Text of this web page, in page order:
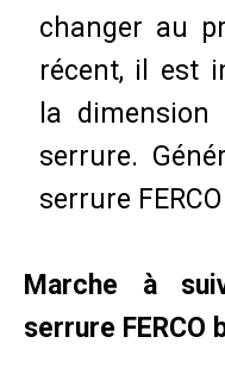
changer au
récent, il est
la
serrure.
serrure
Marche à
serrure FERCO